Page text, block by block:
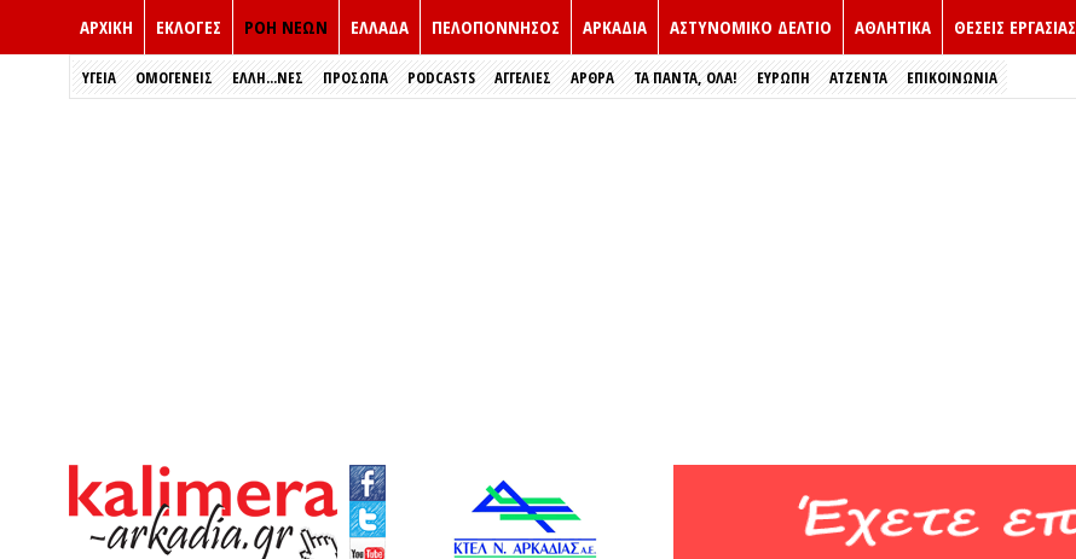
ΑΡΧΙΚΗ ΕΚΛΟΓΈΣ ΡΟΗ ΝΕΩΝ ΕΛΛΑΔΑ ΠΕΛΟΠΟΝΝΗΣΟΣ ΑΡΚΑΔΙΑ ΑΣΤΥΝΟΜΙΚΟ ΔΕΛΤΙΟ ΑΘΛΗΤΙΚΑ ΘΕΣΕΙΣ ΕΡΓΑΣΙΑΣ
ΥΓΕΙΑ ΟΜΟΓΕΝΕΙΣ ΈΛΛΗ...ΝΕΣ ΠΡΌΣΩΠΑ PODCASTS ΑΓΓΕΛΙΕΣ ΑΡΘΡΑ ΤΑ ΠΑΝΤΑ, ΟΛΑ! ΕΥΡΏΠΗ ΑΤΖΕΝΤΑ ΕΠΙΚΟΙΝΩΝΙΑ